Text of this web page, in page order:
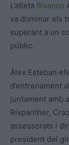
L’atleta flixanco
va dominar els
superant a un
públic.
Àlex Esteban
d’entrenament
juntament amb
Rixpanther,
assessorats i
president del